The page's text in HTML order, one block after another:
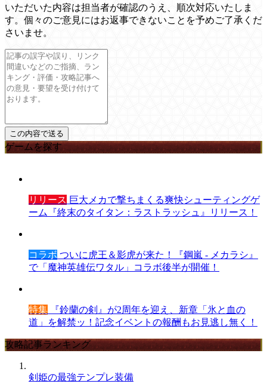
いただいた内容は担当者が確認のうえ、順次対応いたしま
す。個々のご意見にはお返事できないことを予めご了承くだ
さいませ。
ゲームを探す
リリース 巨大メカで撃ちまくる爽快シューティングゲ
ーム『終末のタイタン：ラストラッシュ』リリース！
コラボ ついに虎王＆影虎が来た！『鋼嵐 - メカラシ』
で「魔神英雄伝ワタル」コラボ後半が開催！
特集 『鈴蘭の剣』が2周年を迎え、新章「氷と血の
道」を解禁ッ！記念イベントの報酬もお見逃し無く！
攻略記事ランキング
剣姫の最強テンプレ装備